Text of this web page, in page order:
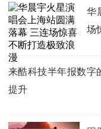
华
场
来酷科技半年报数字
提升